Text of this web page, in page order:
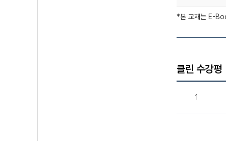
*본 교재는 E-
클린 수강평
1